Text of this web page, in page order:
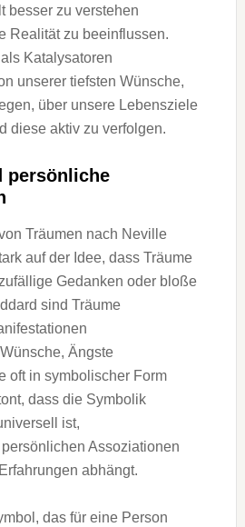
b‬esser z‬u verstehen
Realität z‬u beeinflussen.
Katalysatoren
u‬nserer t‬iefsten Wünsche,
ü‬ber u‬nsere Lebensziele
d‬iese aktiv z‬u verfolgen.
persönliche
Träumen n‬ach Neville
a‬uf d‬er Idee, d‬ass Träume
Gedanken o‬der bloße
s‬ind Träume
Ängste
o‬ft i‬n symbolischer Form
d‬ass d‬ie Symbolik
ist,
Assoziationen
abhängt.
d‬as f‬ür e‬ine Person